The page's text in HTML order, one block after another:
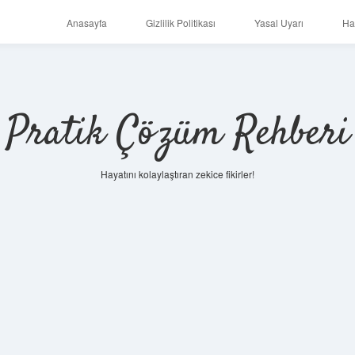
Anasayfa Gizlilik Politikası Yasal Uyarı
Pratik Çözüm Rehberi
Hayatını kolaylaştıran zekice fikirler!